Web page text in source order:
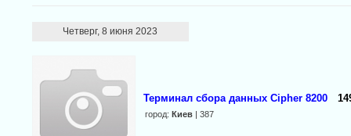
Четверг, 8 июня 2023
Терминал сбора данных Cipher 8200
город: Киев| 387